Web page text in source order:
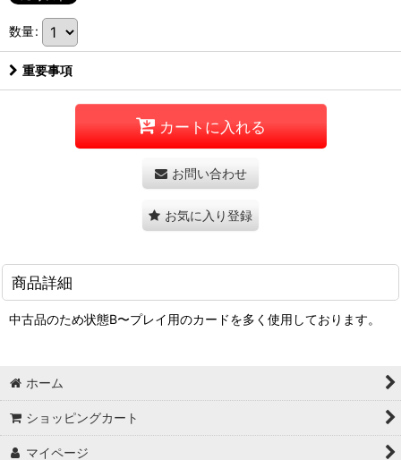
数量:
重要事項
カートに入れる
お問い合わせ
お気に入り登録
商品詳細
中古品のため状態B〜プレイ用のカードを多く使用しております。
ホーム
ショッピングカート
マイページ